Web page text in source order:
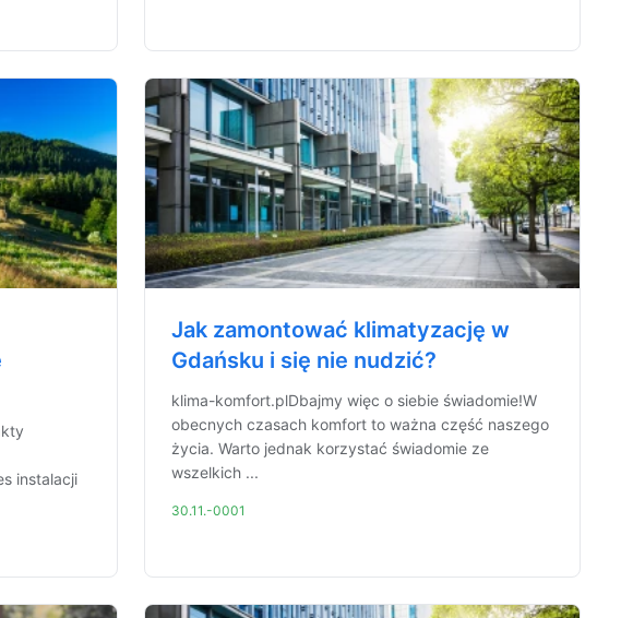
instalacji
Jak zamontować klimatyzację w
Gdańsku i się nie nudzić?
klima-komfort.plDbajmy więc o siebie świadomie!W
obecnych czasach komfort to ważna część naszego
życia. Warto jednak korzystać świadomie ze
wszelkich ...
30.11.-0001